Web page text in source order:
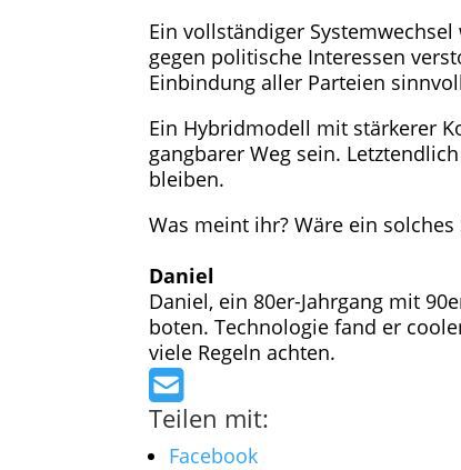
Ein vollständiger
gegen politische Interessen
Einbindung aller Parteien
Ein Hybridmodell mit stärkerer
gangbarer Weg sein.
bleiben.
Was meint ihr? Wäre ein
Daniel
Daniel, ein 80er-Jahrgang mit
boten. Technologie fand er
viele Regeln achten.
Teilen mit:
Facebook